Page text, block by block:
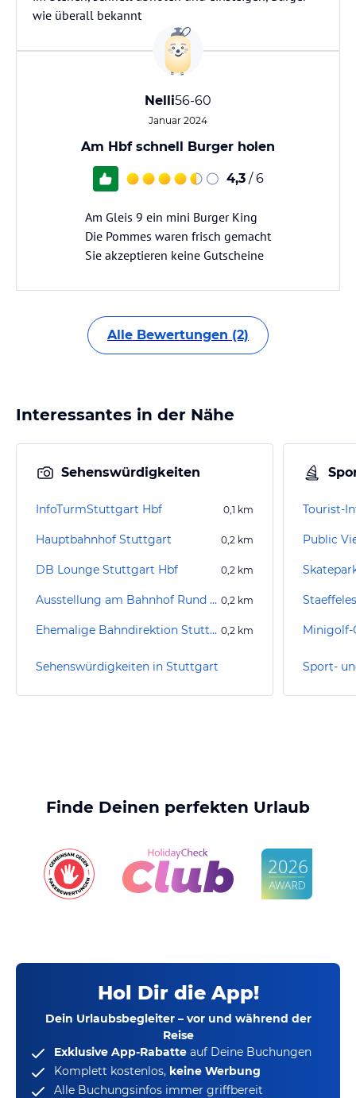
wie überall bekannt
Nelli56-60
Januar 2024
Am Hbf schnell Burger holen
4,3 / 6
Am Gleis 9 ein mini Burger King
Die Pommes waren frisch gemacht
Sie akzeptieren keine Gutscheine
Alle Bewertungen (2)
Interessantes in der Nähe
Sehenswürdigkeiten
InfoTurmStuttgart Hbf 0,1 km
Hauptbahnhof Stuttgart 0,2 km
DB Lounge Stuttgart Hbf 0,2 km
Ausstellung am Bahnhof Rund um Stuttgart 21 Projekt 0,2 km
Ehemalige Bahndirektion Stuttgart 0,2 km
Sehenswürdigkeiten in Stuttgart
Tourist-
Public
Minigolf-
Finde Deinen perfekten Urlaub
Hol Dir die App!
Dein Urlaubsbegleiter – vor und während der
Reise
Exklusive App-Rabatte auf Deine Buchungen
Komplett kostenlos, keine Werbung
Alle Buchungsinfos immer griffbereit